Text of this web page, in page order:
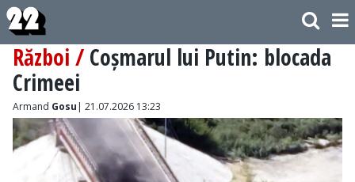
Război / Coșmarul lui Putin: blocada
Crimeei
Armand Gosu | 21.07.2026 13:23